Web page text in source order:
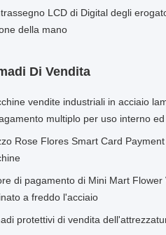
LCD di Digital degli
della mano
Di Vendita
vendite industriali in acciaio
multiplo per uso interno
Rose Flores Smart Card
di pagamento di Mini Mart
a freddo l'acciaio
protettivi di vendita